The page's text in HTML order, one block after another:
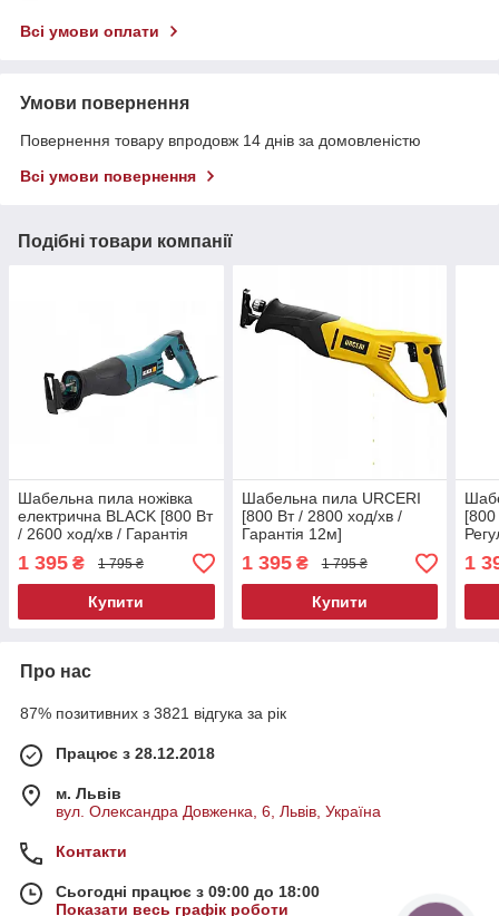
Всі умови оплати
Умови повернення
Повернення товару впродовж 14 днів за домовленістю
Всі умови повернення
Подібні товари компанії
Шабельна пила ножівка
електрична BLACK [800 Вт
/ 2600 ход/хв / Гарантія
12м]
1 395 ₴ 1 795 ₴
Купити
Шабельна пила URCERI
[800 Вт / 2800 ход/хв /
Гарантія 12м]
1 395₴ 1 795 ₴
Купити
[800
1
Про нас
87% позитивних з 3821 відгука за рік
Працює з 28.12.2018
м. Львів
вул. Олександра Довженка, 6, Львів, Україна
Контакти
Сьогодні працює з 09:00 до 18:00
Показати весь графік роботи